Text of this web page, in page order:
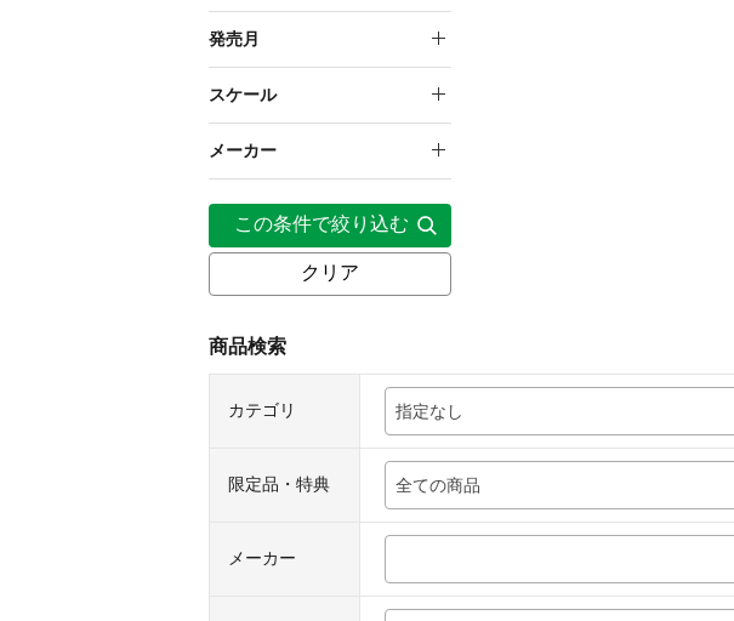
塗装済み完成品フィギュア
（一部組み立て）
20,000円～29,999円
発売月
2025年11月
2026年2月
2026年11月
2026年12月
スケール
1/7
メーカー
壽屋
この条件で絞り込む
クリア
商品検索
カテゴリ 指定なし
限定品・特典 全ての商品
メーカー